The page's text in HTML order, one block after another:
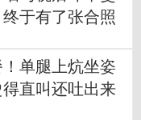
于有了张合照
单腿上炕坐姿
直叫还吐出来